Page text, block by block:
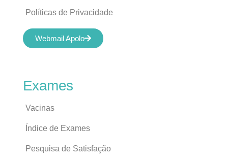
Exames
Vacinas
Índice de Exames
Pesquisa de Satisfação
Políticas de Privacidade
Webmail Apolo